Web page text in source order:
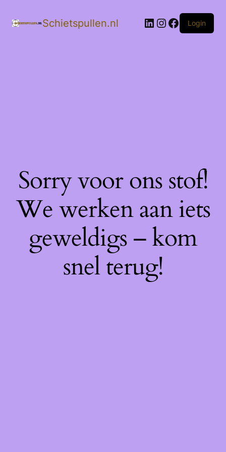
Schietspullen.nl LinkedIn
Instagram
Facebook
Login
Sorry voor ons stof!
We werken aan iets
geweldigs – kom
snel terug!